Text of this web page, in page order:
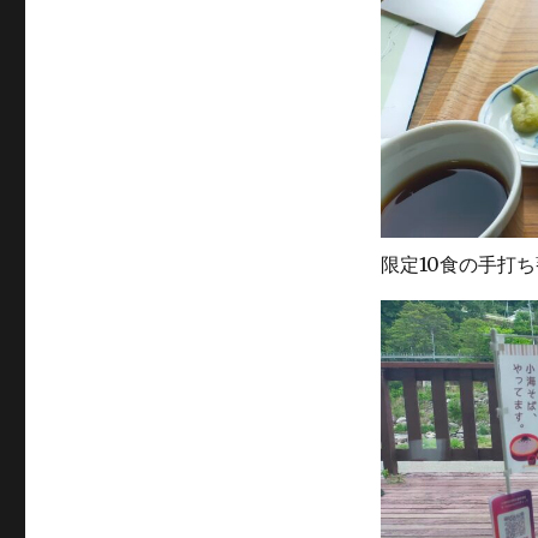
限定10食の手打